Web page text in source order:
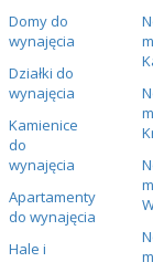
Domy do
wynajęcia
Działki do
wynajęcia
Kamienice
do
wynajęcia
Apartamenty
do wynajęcia
Hale i